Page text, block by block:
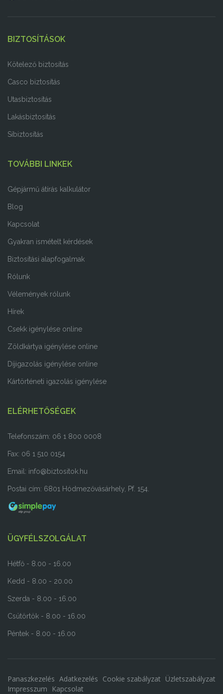
BIZTOSÍTÁSOK
Kötelező biztosítás
Casco biztosítás
Utasbiztosítás
Lakásbiztosítás
Síbiztosítás
TOVÁBBI LINKEK
Gépjármű átírás kalkulátor
Blog
Kapcsolat
Gyakran ismételt kérdések
Biztosítási alapfogalmak
Rólunk
Vélemények rólunk
Hírek
Csekk igénylése online
Zöldkártya igénylése online
Díjigazolás igénylése online
Kártörténeti igazolás igénylése
ELÉRHETŐSÉGEK
Telefonszám: 06 1 800 0008
Fax: 06 1 510 0154
Email: info@biztositok.hu
Postai cím: 6801 Hódmezővásárhely, Pf. 154.
ÜGYFÉLSZOLGÁLAT
Hétfő - 8.00 - 16.00
Kedd - 8.00 - 20.00
Szerda - 8.00 - 16.00
Csütörtök - 8.00 - 16.00
Péntek - 8.00 - 16.00
Panaszkezelés Adatkezelés Cookie szabályzat Üzletszabályzat
Impresszum
Kapcsolat